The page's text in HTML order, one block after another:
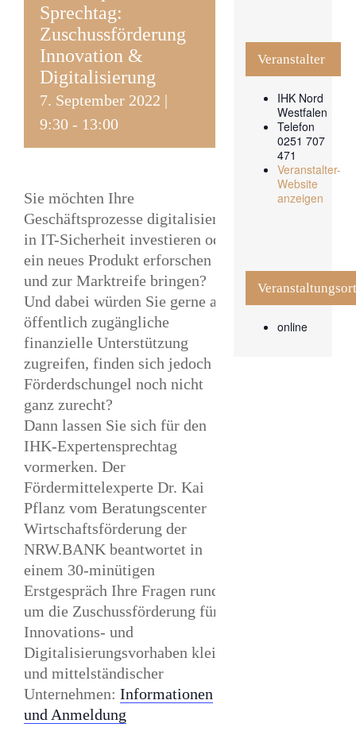
Sprechtag:
Zuschussförderung
Innovation &
Digitalisierung
7. September 2022 |
9:30 - 13:00
Sie möchten Ihre
Geschäftsprozesse digitalisieren,
in IT-Sicherheit investieren oder
ein neues Produkt erforschen
und zur Marktreife bringen?
Und dabei würden Sie gerne auf
öffentlich zugängliche
finanzielle Unterstützung
zugreifen, finden sich jedoch im
Förderdschungel noch nicht
ganz zurecht?
Dann lassen Sie sich für den
IHK-Expertensprechtag
vormerken. Der
Fördermittelexperte Dr. Kai
Pflanz vom Beratungscenter
Wirtschaftsförderung der
NRW.BANK beantwortet in
einem 30-minütigen
Erstgespräch Ihre Fragen rund
um die Zuschussförderung für
Innovations- und
Digitalisierungsvorhaben kleiner
und mittelständischer
Unternehmen: Informationen
und Anmeldung
Veranstalter
IHK Nord
Westfalen
Telefon
0251 707
471
Veranstalter-
Website
anzeigen
online